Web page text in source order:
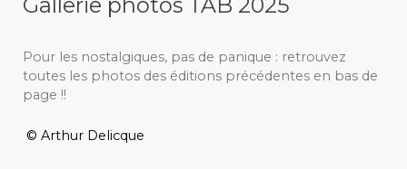
Pour les nostalgiques, pas de panique : retrouvez
toutes les photos des éditions précédentes en bas de
page !!
© Arthur Delicque